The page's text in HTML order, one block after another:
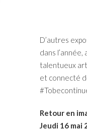
D’autres
dans l’année,
talentueux
et connecté
Retour en
Jeudi 16 mai